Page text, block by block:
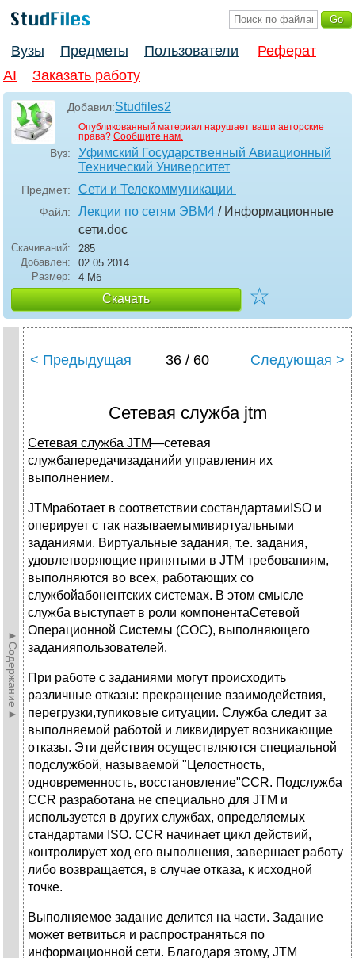
Вузы Предметы Пользователи
Реферат
AI
Заказать работу
Добавил:Studfiles2
Опубликованный материал нарушает ваши авторские
права? Сообщите нам.
Вуз:
Уфимский Государственный Авиационный
Технический Университет
Предмет: Сети и Телекоммуникации
Файл: Лекции по сетям ЭВМ4 / Информационные
сети.doc
Скачиваний:
285
Добавлен:
02.05.2014
Размер:
4 Мб
Скачать ☆
►Содержание►
< Предыдущая 36 / 60 Следующая >
Сетевая служба jtm
Сетевая служба JTM—сетевая
службапередачизаданийи управления их
выполнением.
JTMработает в соответствии состандартамиISO и
оперирует с так называемымивиртуальными
заданиями. Виртуальные задания, т.е. задания,
удовлетворяющие принятыми в JTM требованиям,
выполняются во всех, работающих со
службойабонентских системах. В этом смысле
служба выступает в роли компонентаСетевой
Операционной Системы (СОС), выполняющего
заданияпользователей.
При работе с заданиями могут происходить
различные отказы: прекращение взаимодействия,
перегрузки,тупиковые ситуации. Служба следит за
выполняемой работой и ликвидирует возникающие
отказы. Эти действия осуществляются специальной
подслужбой, называемой "Целостность,
одновременность, восстановление"CCR. Подслужба
CCR разработана не специально для JTM и
используется в других службах, определяемых
стандартами ISO. CCR начинает цикл действий,
контролирует ход его выполнения, завершает работу
либо возвращается, в случае отказа, к исходной
точке.
Выполняемое задание делится на части. Задание
может ветвиться и распространяться по
информационной сети. Благодаря этому, JTM